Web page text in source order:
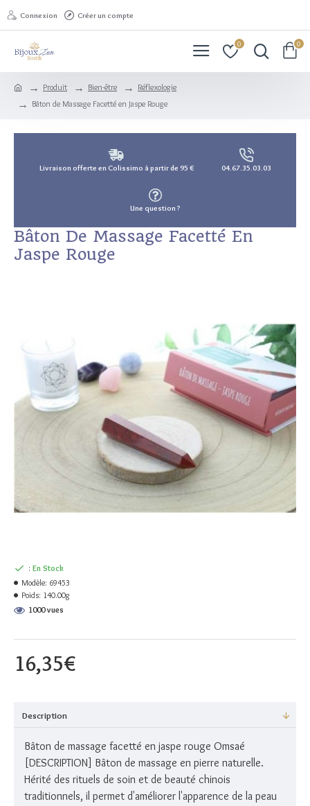
Connexion Créer un compte
0 0
Produit Bien-être
Réflexologie
Bâton de Massage Facetté en Jaspe Rouge
Livraison offerte en Colissimo à partir de 95 € 04.67.35.03.03
Une question ?
Bâton De Massage Facetté En
Jaspe Rouge
16,35€
: En Stock
Modèle: 69453
Poids: 140.00g
1000 vues
Description
Bâton de massage facetté en jaspe rouge Omsaé
[DESCRIPTION] Bâton de massage en pierre naturelle.
Hérité des rituels de soin et de beauté chinois
traditionnels, il permet d'améliorer l'apparence de la peau